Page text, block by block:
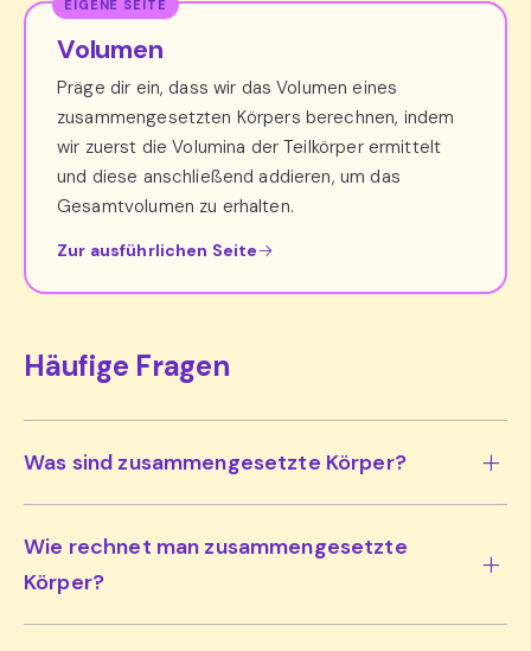
Volumen
Präge dir ein, dass wir das Volumen eines
zusammengesetzten Körpers berechnen, indem
wir zuerst die Volumina der Teilkörper ermittelt
und diese anschließend addieren, um das
Gesamtvolumen zu erhalten.
Zur ausführlichen Seite
Häufige Fragen
Was sind zusammengesetzte Körper?
Wie rechnet man zusammengesetzte
Körper?